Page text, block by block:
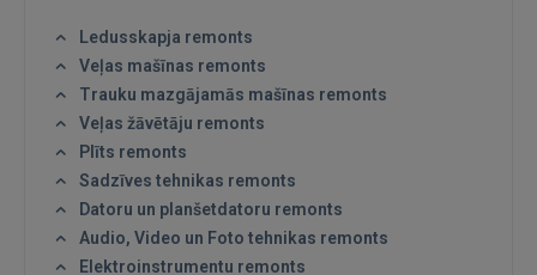
Ledusskapja remonts
Veļas mašīnas remonts
Trauku mazgājamās mašīnas remonts
Veļas žāvētāju remonts
Plīts remonts
Sadzīves tehnikas remonts
Datoru un planšetdatoru remonts
Audio, Video un Foto tehnikas remonts
Elektroinstrumentu remonts